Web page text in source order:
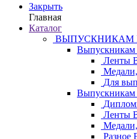
Закрыть
Главная
Каталог
ВЫПУСКНИКАМ
Выпускникам
Ленты
Для
Выпускникам
Ленты
Разное